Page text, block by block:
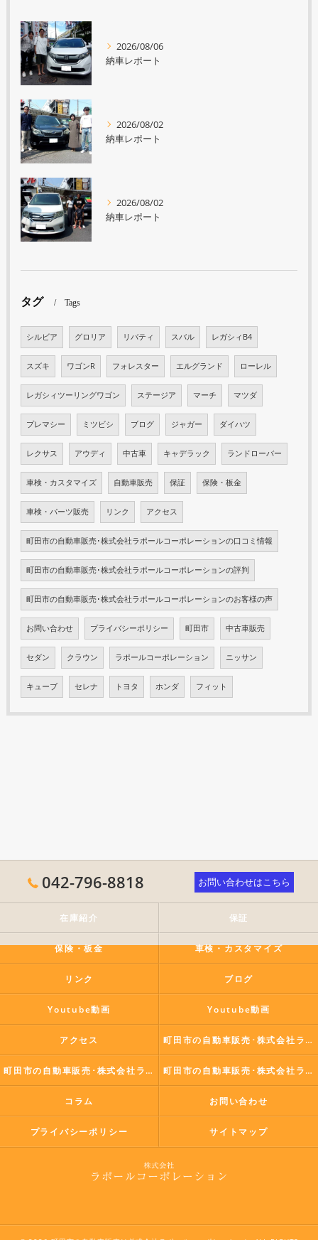
2026/08/06
納車レポート
2026/08/02
納車レポート
2026/08/02
納車レポート
タグ Tags
シルビア グロリア リバティ スバル レガシィB4
スズキ ワゴンR フォレスター エルグランド ローレル
レガシィツーリングワゴン ステージア マーチ マツダ
プレマシー ミツビシ ブログ ジャガー ダイハツ
レクサス アウディ 中古車 キャデラック ランドローバー
車検・カスタマイズ 自動車販売 保証 保険・板金
車検・パーツ販売 リンク アクセス
町田市の自動車販売･株式会社ラポールコーポレーションの口コミ情報
町田市の自動車販売･株式会社ラポールコーポレーションの評判
町田市の自動車販売･株式会社ラポールコーポレーションのお客様の声
お問い合わせ プライバシーポリシー 町田市 中古車販売
セダン クラウン ラポールコーポレーション ニッサン
キューブ セレナ トヨタ ホンダ フィット
042-796-8818 お問い合わせはこちら
在庫紹介 保証
保険・板金 車検・カスタマイズ
リンク ブログ
Youtube動画 Youtube動画
アクセス 町田市の自動車販売･株式会社ラポールコーポレーションの口コミ情報
町田市の自動車販売･株式会社ラポールコーポレーションの評判 町田市の自動車販売･株式会社ラポールコーポレーションのお客様の声
コラム お問い合わせ
プライバシーポリシー サイトマップ